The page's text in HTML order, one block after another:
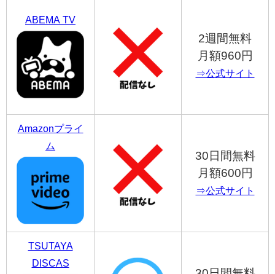
ABEMA TV
2週間無料
月額960円
⇒公式サイト
Amazonプライ
ム
30日間無料
月額600円
⇒公式サイト
TSUTAYA
DISCAS